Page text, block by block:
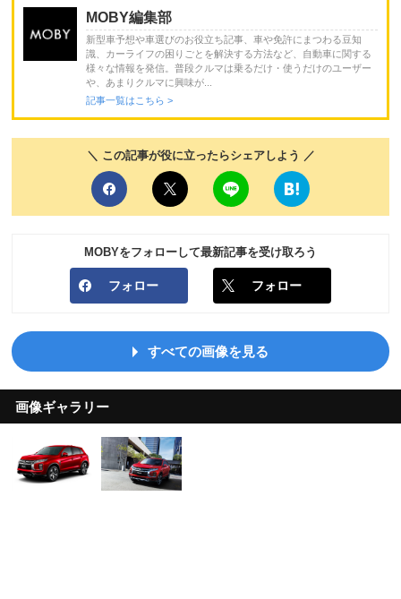
MOBY編集部
新型車予想や車選びのお役立ち記事、車や免許にまつわる豆知
識、カーライフの困りごとを解決する方法など、自動車に関する
様々な情報を発信。普段クルマは乗るだけ・使うだけのユーザー
や、あまりクルマに興味が...
記事一覧はこちら >
＼ この記事が役に立ったらシェアしよう ／
MOBYをフォローして最新記事を受け取ろう
フォロー フォロー
すべての画像を見る
画像ギャラリー